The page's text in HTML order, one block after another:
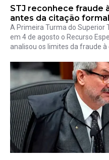
STJ reconhece fraude
antes da citação
A Primeira Turma do Superior
em 4 de agosto o Recurso
analisou os limites da fraude à